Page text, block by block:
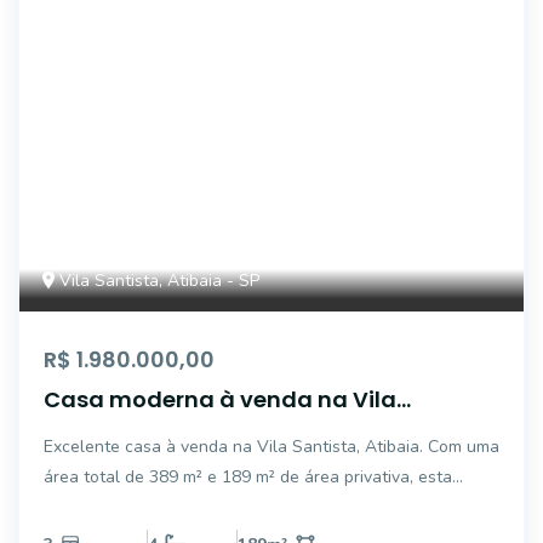
Vila Santista, Atibaia - SP
R$ 1.980.000,00
Casa moderna à venda na Vila
Excelente casa à venda na Vila Santista, Atibaia. Com uma
área total de 389 m² e 189 m² de área privativa, esta
garagem. Perfeita para quem busca conforto e espaço, a